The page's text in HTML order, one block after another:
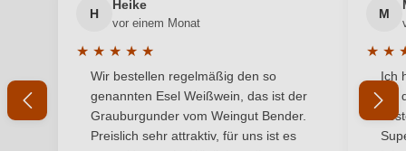
Deutschland
Passt zu Asiatisch, Meeresfrüchte, Pasta
Ihre E-Mail-Adresse
Ihr Passwort
Ich habe mein Passwort vergessen
H
Heike
vor einem Monat
★ ★ ★ ★ ★
Durchschnittliche Bewertung von 5 von 5 Sternen
Wir bestellen regelmäßig den so
genannten Esel Weißwein, das ist der
Grauburgunder vom Weingut Bender.
Preislich sehr attraktiv, für uns ist es
M
★ ★
Ich
mit